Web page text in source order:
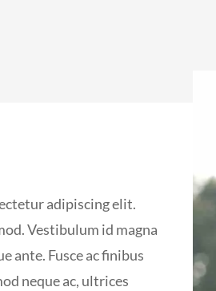
adipiscing elit.
Vestibulum id magna
ante. Fusce ac finibus
neque ac, ultrices